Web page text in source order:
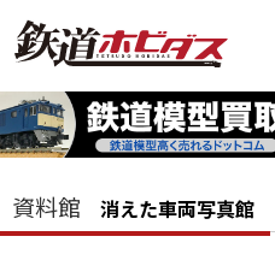
資料館 消えた車両写真館